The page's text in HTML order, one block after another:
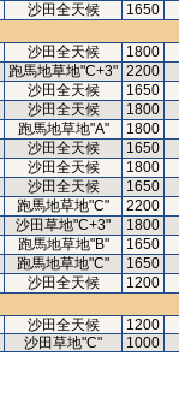
沙田全天候 1650
沙田全天候 1800
跑馬地草地"C+3" 2200
沙田全天候 1650
沙田全天候 1800
跑馬地草地"A" 1800
沙田全天候 1650
沙田全天候 1800
沙田全天候 1650
跑馬地草地"C" 2200
沙田草地"C+3" 1800
跑馬地草地"B" 1650
跑馬地草地"C" 1650
沙田全天候 1200
沙田全天候 1200
沙田草地"C" 1000